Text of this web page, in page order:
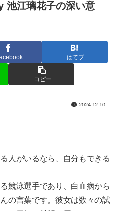
池江璃花子の深い意
はてブ
コピー
2024.12.10
人がいるなら、自分もできる
競泳選手であり、白血病から
の言葉です。彼女は数々の試